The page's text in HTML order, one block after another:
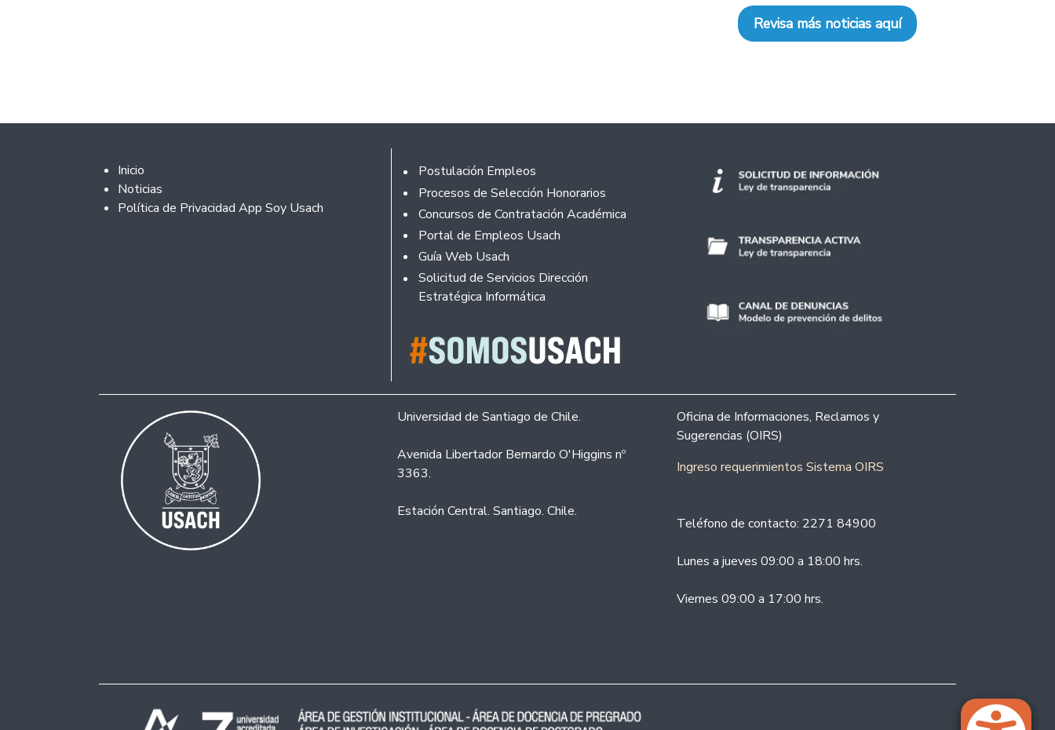
Revisa más noticias aquí
Footer 2
Inicio
Noticias
Política de Privacidad App Soy Usach
Footer
Postulación Empleos
Procesos de Selección Honorarios
Concursos de Contratación Académica
Portal de Empleos Usach
Guía Web Usach
Solicitud de Servicios Dirección
Estratégica Informática
Universidad de Santiago de Chile.
Avenida Libertador Bernardo O'Higgins nº
3363.
Estación Central. Santiago. Chile.
Oficina de Informaciones, Reclamos y
Sugerencias (OIRS)
Ingreso requerimientos Sistema OIRS
Teléfono de contacto: 2271 84900
Lunes a jueves 09:00 a 18:00 hrs.
Viernes 09:00 a 17:00 hrs.